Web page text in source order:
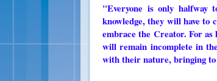
"Everyone is only halfway
knowledge, they will have to
embrace the Creator. For
will remain incomplete in
with their nature, bringing to